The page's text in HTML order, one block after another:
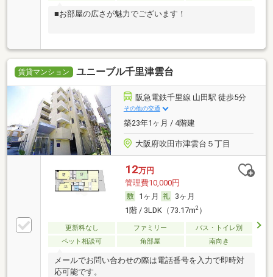
■お部屋の広さが魅力でございます！
賃貸マンション ユニーブル千里津雲台
阪急電鉄千里線 山田駅 徒歩5分
その他の交通
築23年1ヶ月 / 4階建
大阪府吹田市津雲台５丁目
12万円
管理費10,000円
1ヶ月
3ヶ月
1階 / 3LDK（73.17m2）
更新料なし ファミリー
バス・トイレ別
ペット相談可
角部屋 南向き
メールでお問い合わせの際は電話番号を入力で即時対
応可能です。